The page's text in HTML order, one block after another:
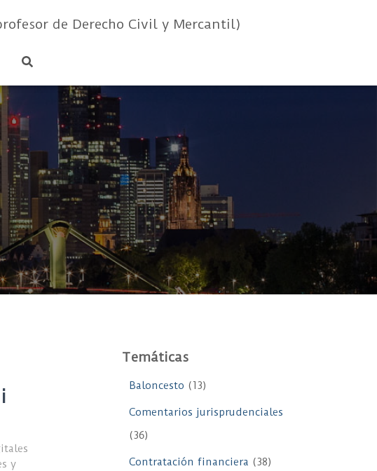
de Derecho Civil y Mercantil)
y
Temáticas
Baloncesto (13)
Comentarios jurisprudenciales
(36)
Contratación financiera (38)